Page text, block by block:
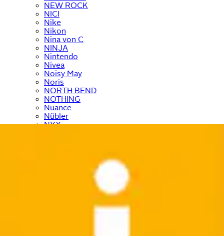
NEW ROCK
NICI
Nike
Nikon
Nina von C
NINJA
Nintendo
Nivea
Noisy May
Noris
NORTH BEND
NOTHING
Nuance
Nübler
NYX
ONLY & SONS
Ostsee-Schmuck
OTTO home
OTTO products